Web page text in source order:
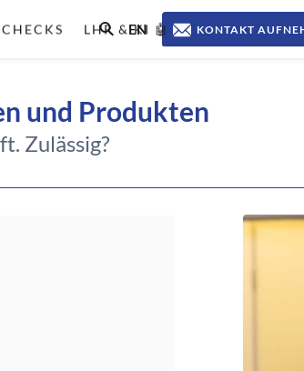
KONTAKT
LHR & KI 🤖
EN
und Produkten
Zulässig?